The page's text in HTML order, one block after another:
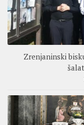
Zrenjaninski